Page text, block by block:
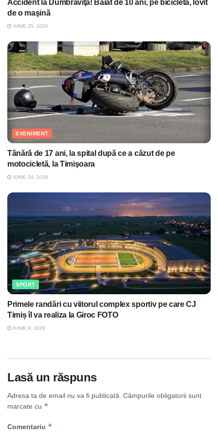
Accident la Dumbrăviţa! Băiat de 10 ani, pe bicicletă, lovit
de o maşină
IUNIE 25, 2026
EVENIMENT
Tânără de 17 ani, la spital după ce a căzut de pe
motocicletă, la Timişoara
IUNIE 24, 2026
SPORT
Primele randări cu viitorul complex sportiv pe care CJ
Timiș îl va realiza la Giroc FOTO
IUNIE 9, 2026
Lasă un răspuns
Adresa ta de email nu va fi publicată. Câmpurile obligatorii sunt
marcate cu *
Comentariu *